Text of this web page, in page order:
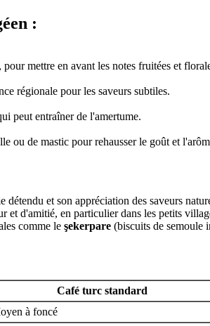
:
mettre en avant les notes fruitées et
régionale pour les saveurs subtiles.
peut entraîner de l'amertume.
ou de mastic pour rehausser le goût et
et son appréciation des saveurs
et d'amitié, en particulier dans les petits
comme le şekerpare (biscuits de semoule
Café turc standard
à foncé